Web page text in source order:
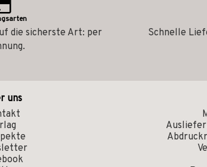
die sicherste Art: per
Schnelle
uns